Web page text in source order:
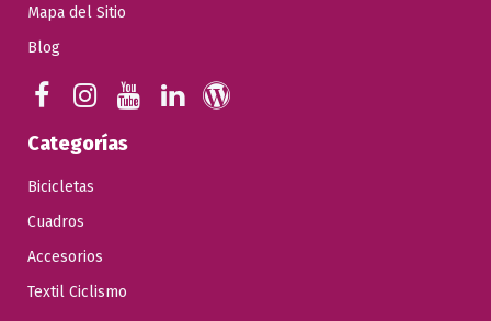
Mapa del Sitio
Blog
Categorías
Bicicletas
Cuadros
Accesorios
Textil Ciclismo